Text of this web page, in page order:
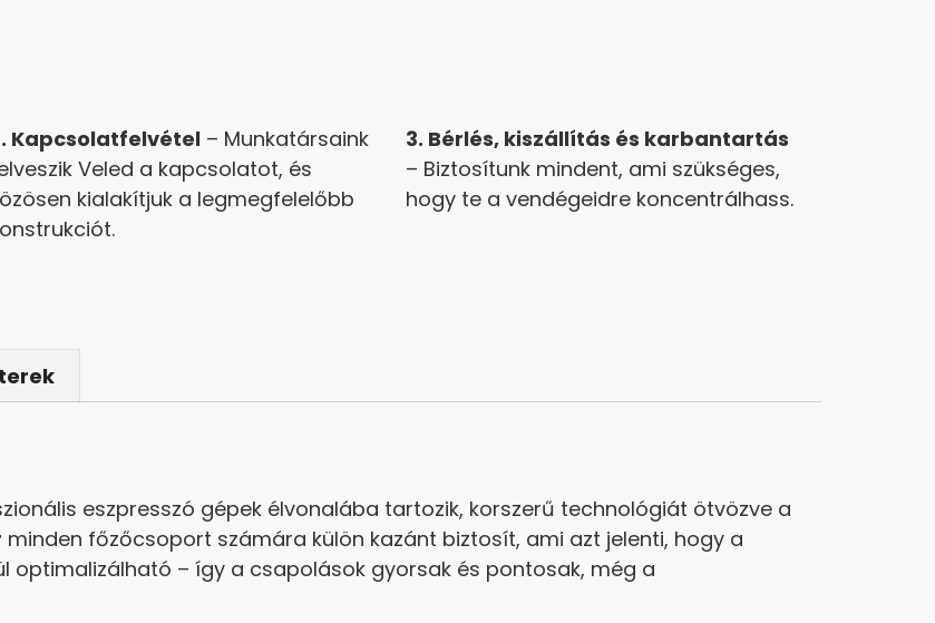
Kapcsolatfelvétel – Munkatársaink
Veled a kapcsolatot, és
kialakítjuk a legmegfelelőbb
3. Bérlés, kiszállítás és karbantartás
– Biztosítunk mindent, ami szükséges,
hogy te a vendégeidre koncentrálhass.
eszpresszó gépek élvonalába tartozik, korszerű technológiát ötvözve a
minden főzőcsoport számára külön kazánt biztosít, ami azt jelenti, hogy a
optimalizálható – így a csapolások gyorsak és pontosak, még a